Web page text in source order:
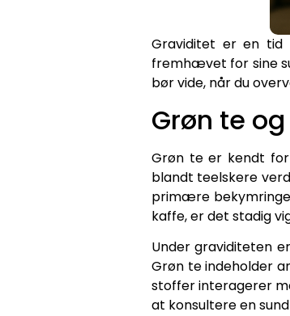
Graviditet er en
fremhævet for sine
bør vide, når du
Grøn te
Grøn te er kendt
blandt teelskere
primære
kaffe, er det stadig
Under graviditeten
Grøn te indeholder
stoffer interagerer
at konsultere en